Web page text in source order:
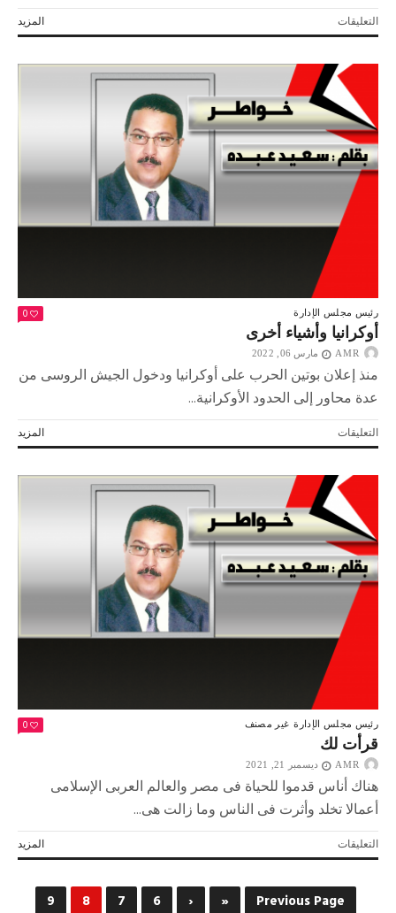
المزيد التعليقاتعلى
الجامعة
مغلقة
رئيس مجلس الإدارة 0
أوكرانيا وأشياء أخرى
AMR مارس 06, 2022
منذ إعلان بوتين الحرب على أوكرانيا ودخول الجيش الروسى من
عدة محاور إلى الحدود الأوكرانية...
المزيد التعليقاتعلى
أوكرانيا
أخرى
مغلقة
رئيس مجلس الإدارة غير مصنف 0
قرأت لك
AMR ديسمبر 21, 2021
هناك أناس قدموا للحياة فى مصر والعالم العربى الإسلامى
أعمالا تخلد وأثرت فى الناس وما زالت هى...
المزيد التعليقاتعلى
قرأت
Previous Page